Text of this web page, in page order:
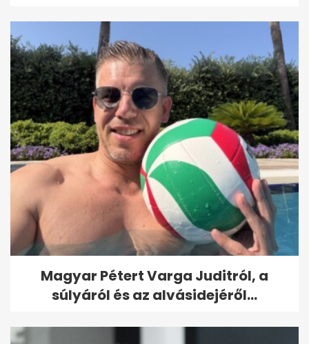
Magyar Pétert Varga Juditról, a
súlyáról és az alvásidejéről...